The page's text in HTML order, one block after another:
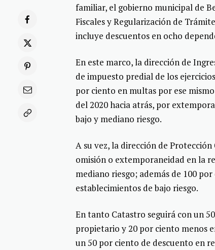
familiar, el gobierno municipal de
Fiscales y Regularización de
incluye descuentos en ocho
En este marco, la dirección de
de impuesto predial de los
por ciento en multas por ese
del 2020 hacia atrás, por
bajo y mediano riesgo.
A su vez, la dirección de
omisión o extemporaneidad en la
mediano riesgo; además de 100
establecimientos de bajo riesgo.
En tanto Catastro seguirá con un
propietario y 20 por ciento menos
un 50 por ciento de descuento en